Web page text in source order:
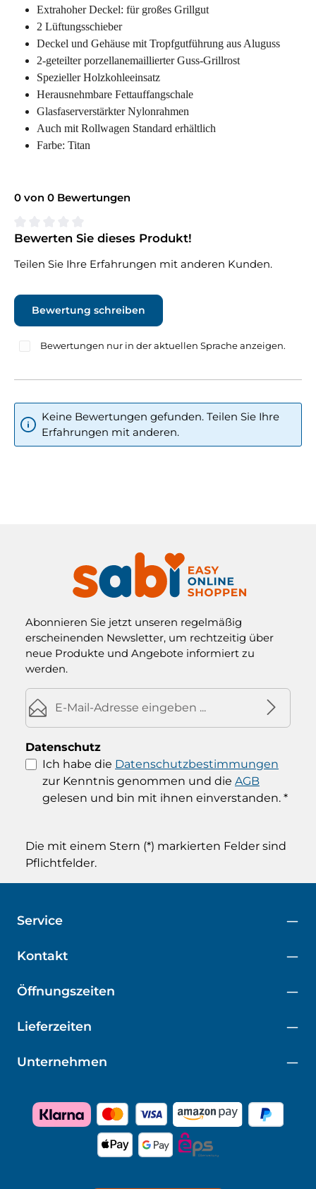
Extrahoher Deckel: für großes Grillgut
2 Lüftungsschieber
Deckel und Gehäuse mit Tropfgutführung aus Aluguss
2-geteilter porzellanemaillierter Guss-Grillrost
Spezieller Holzkohleeinsatz
Herausnehmbare Fettauffangschale
Glasfaserverstärkter Nylonrahmen
Auch mit Rollwagen Standard erhältlich
Farbe: Titan
0 von 0 Bewertungen
Durchschnittliche Bewertung von 0 von 5 Sternen
Bewerten Sie dieses Produkt!
Teilen Sie Ihre Erfahrungen mit anderen Kunden.
Bewertung schreiben
Bewertungen nur in der aktuellen Sprache anzeigen.
Keine Bewertungen gefunden. Teilen Sie Ihre
Erfahrungen mit anderen.
Abonnieren Sie jetzt unseren regelmäßig
erscheinenden Newsletter, um rechtzeitig über
neue Produkte und Angebote informiert zu
werden.
E-Mail-Adresse*
Datenschutz
Ich habe die Datenschutzbestimmungen
zur Kenntnis genommen und die AGB
gelesen und bin mit ihnen einverstanden. *
Die mit einem Stern (*) markierten Felder sind
Pflichtfelder.
Kontakt
Öffnungszeiten
Service
Unternehmen
Lieferzeiten